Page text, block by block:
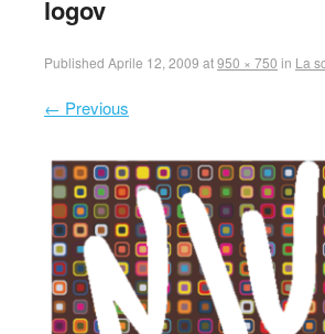
logov
Published Aprile 12, 2009 at950 × 750 in La
← Previous